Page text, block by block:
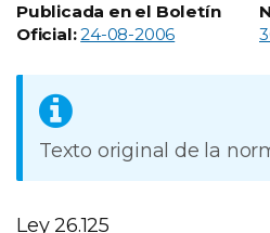
Publicada en el Boletín
Oficial: 24-08-2006
Texto original de la
Ley 26.125